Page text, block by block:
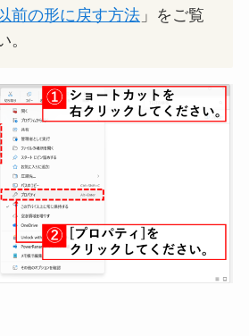
前の形に戻す方法 」をご覧
。